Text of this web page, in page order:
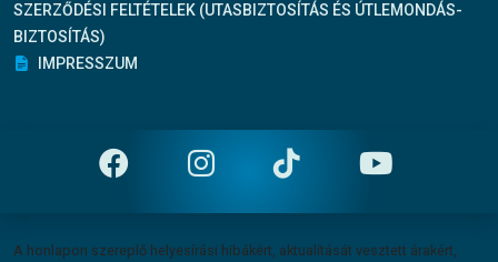
SZERZŐDÉSI FELTÉTELEK (UTASBIZTOSÍTÁS ÉS ÚTLEMONDÁS-
BIZTOSÍTÁS)
IMPRESSZUM
Felelősség vállalás
A honlapon szereplő helyesírási hibákért, aktualitását vesztett árakért,